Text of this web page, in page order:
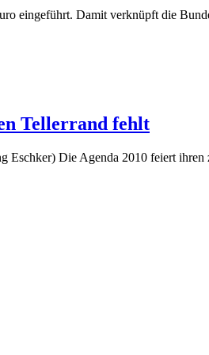
eingeführt. Damit verknüpft die
Tellerrand fehlt
Eschker) Die Agenda 2010 feiert